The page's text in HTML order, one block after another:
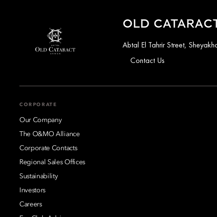
OLD
Abtal El Tahrir Street,
Contact Us
CORPORATE
Our Company
The O&MO Alliance
Corporate Contacts
Regional Sales Offices
Sustainability
Investors
Careers